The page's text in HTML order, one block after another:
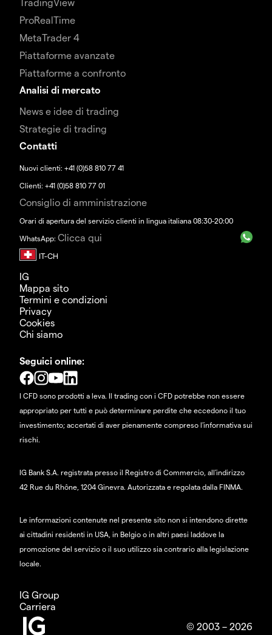
TradingView
ProRealTime
MetaTrader 4
Piattaforme avanzate
Piattaforme a confronto
Analisi di mercato
News e idee di trading
Strategie di trading
Contatti
Nuovi clienti: +41 (0)58 810 77 41
Clienti: +41 (0)58 810 77 01
Consiglio di amministrazione
Orari di apertura del servizio clienti in lingua italiana 08:30-20:00
WhatsApp: Clicca qui
IG
Mappa sito
Termini e condizioni
Privacy
Cookies
Chi siamo
Seguici online:
I CFD sono prodotti a leva. Il trading con i CFD potrebbe non essere
appropriato per tutti e può determinare perdite che eccedono il tuo
investimento; accertati di aver pienamente compreso l'informativa sui
rischi.
IG Bank S.A. registrata presso il Registro di Commercio, all'indirizzo
42 Rue du Rhône, 1204 Ginevra. Autorizzata e regolata dalla FINMA.
Le informazioni contenute nel presente sito non si intendono dirette
ai cittadini residenti in USA, in Belgio o in altri paesi laddove la
promozione del servizio o il suo utilizzo sia contrario alla legislazione
locale.
IG Group
Carriera
© 2003 – 2026